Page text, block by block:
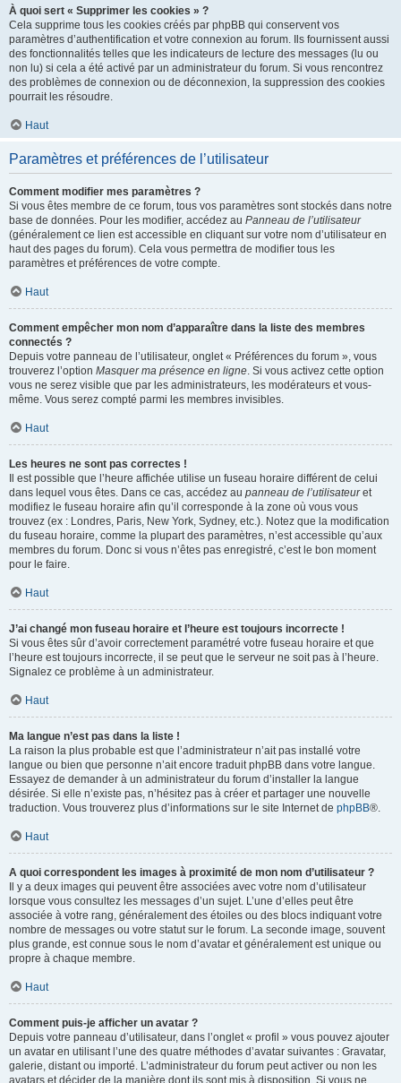
À quoi sert « Supprimer les cookies » ?
Cela supprime tous les cookies créés par phpBB qui conservent vos
paramètres d’authentification et votre connexion au forum. Ils fournissent aussi
des fonctionnalités telles que les indicateurs de lecture des messages (lu ou
non lu) si cela a été activé par un administrateur du forum. Si vous rencontrez
des problèmes de connexion ou de déconnexion, la suppression des cookies
pourrait les résoudre.
Haut
Paramètres et préférences de l’utilisateur
Comment modifier mes paramètres ?
Si vous êtes membre de ce forum, tous vos paramètres sont stockés dans notre
base de données. Pour les modifier, accédez au Panneau de l’utilisateur
(généralement ce lien est accessible en cliquant sur votre nom d’utilisateur en
haut des pages du forum). Cela vous permettra de modifier tous les
paramètres et préférences de votre compte.
Haut
Comment empêcher mon nom d’apparaître dans la liste des membres
connectés ?
Depuis votre panneau de l’utilisateur, onglet « Préférences du forum », vous
trouverez l’option Masquer ma présence en ligne. Si vous activez cette option
vous ne serez visible que par les administrateurs, les modérateurs et vous-
même. Vous serez compté parmi les membres invisibles.
Haut
Les heures ne sont pas correctes !
Il est possible que l’heure affichée utilise un fuseau horaire différent de celui
dans lequel vous êtes. Dans ce cas, accédez au panneau de l’utilisateuret
modifiez le fuseau horaire afin qu’il corresponde à la zone où vous vous
trouvez (ex : Londres, Paris, New York, Sydney, etc.). Notez que la modification
du fuseau horaire, comme la plupart des paramètres, n’est accessible qu’aux
membres du forum. Donc si vous n’êtes pas enregistré, c’est le bon moment
pour le faire.
Haut
J’ai changé mon fuseau horaire et l’heure est toujours incorrecte !
Si vous êtes sûr d’avoir correctement paramétré votre fuseau horaire et que
l’heure est toujours incorrecte, il se peut que le serveur ne soit pas à l’heure.
Signalez ce problème à un administrateur.
Haut
Ma langue n’est pas dans la liste !
La raison la plus probable est que l’administrateur n’ait pas installé votre
langue ou bien que personne n’ait encore traduit phpBB dans votre langue.
Essayez de demander à un administrateur du forum d’installer la langue
désirée. Si elle n’existe pas, n’hésitez pas à créer et partager une nouvelle
traduction. Vous trouverez plus d’informations sur le site Internet de phpBB®.
Haut
A quoi correspondent les images à proximité de mon nom d’utilisateur ?
Il y a deux images qui peuvent être associées avec votre nom d’utilisateur
lorsque vous consultez les messages d’un sujet. L’une d’elles peut être
associée à votre rang, généralement des étoiles ou des blocs indiquant votre
nombre de messages ou votre statut sur le forum. La seconde image, souvent
plus grande, est connue sous le nom d’avatar et généralement est unique ou
propre à chaque membre.
Haut
Comment puis-je afficher un avatar ?
Depuis votre panneau d’utilisateur, dans l’onglet « profil » vous pouvez ajouter
un avatar en utilisant l’une des quatre méthodes d’avatar suivantes : Gravatar,
galerie, distant ou importé. L’administrateur du forum peut activer ou non les
avatars et décider de la manière dont ils sont mis à disposition. Si vous ne